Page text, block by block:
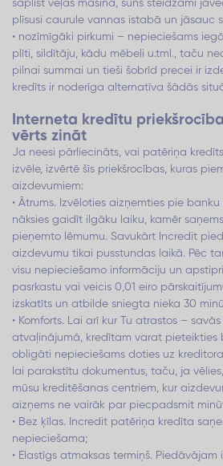
saplīst veļas mašīna, suns steidzami
plīsusi caurule vannas istabā un jāsauc
• nozīmīgāki pirkumi – nepieciešams
plīti, sildītāju, kādu mēbeli u.tml., taču
pilnai summai un tieši šobrīd precei ir
kredīts ir noderīga alternatīva šādās
Interneta kredītu
vērts zināt
Ja neesi pārliecināts, vai patēriņa
izvēle, izvērtē šīs priekšrocības, kuras
aizdevumiem:
• Ātrums. Izvēloties aizņemties pie
nāksies gaidīt ilgāku laiku, kamēr
pieņemto lēmumu. Savukārt Incredit
aizdevumu tikai pusstundas laikā. Pēc
visu nepieciešamo informāciju un
pasrkastu vai veicis 0,01 eiro
izskatīts un atbilde sniegta nieka 30
• Komforts. Lai arī kur Tu atrastos –
atvaļinājumā, kredītam varat pieteikties
obligāti nepieciešams doties uz
lai parakstītu dokumentus, taču, ja
mūsu kreditēšanas centriem, kur
aizņems ne vairāk par piecpadsmit
• Bez ķīlas. Incredit patēriņa kredīta
nepieciešama;
• Elastīgs atmaksas termiņš. Piedāvājam